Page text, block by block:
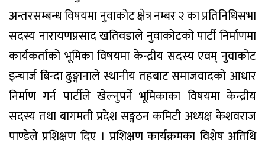
अन्तरसम्बन्ध विषयमा नुवाकोट क्षेत्र नम्बर २ का प्रतिनिधिसभा
सदस्य नारायणप्रसाद खतिवडाले नुवाकोटको पार्टी निर्माणमा
कार्यकर्ताको भूमिका विषयमा केन्द्रीय सदस्य एवम् नुवाकोट
इन्चार्ज बिन्दा ढुङ्गानाले स्थानीय तहबाट समाजवादको आधार
निर्माण गर्न पार्टीले खेल्नुपर्ने भूमिकाका विषयमा केन्द्रीय
सदस्य तथा बागमती प्रदेश सङ्गठन कमिटी अध्यक्ष केशवराज
पाण्डेले प्रशिक्षण दिए । प्रशिक्षण कार्यक्रमका विशेष अतिथि